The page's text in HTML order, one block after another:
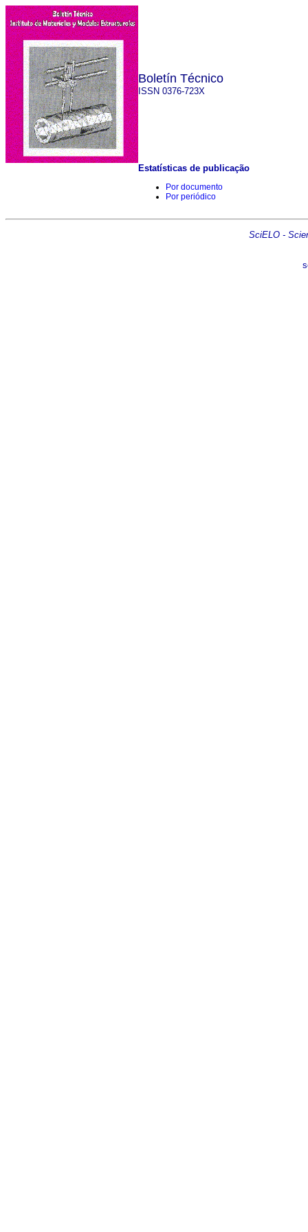
Boletín Técnico
ISSN 0376-723X
Estatísticas de publicação
Por documento
Por periódico
SciELO -